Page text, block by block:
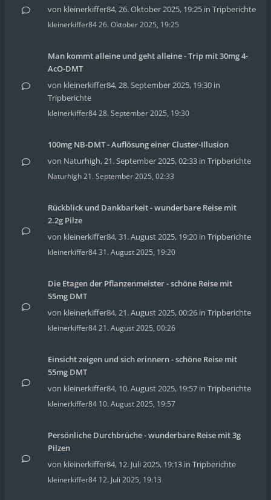
von kleinerkiffer84,26. Oktober 2025, 19:25 in Tripberichte
kleinerkiffer8426. Oktober 2025, 19:25
Man kommt alleine und geht alleine - Trip mit 30mg 4-
AcO-DMT
von kleinerkiffer84,28. September 2025, 19:30 in
Tripberichte
kleinerkiffer8428. September 2025, 19:30
100mg NB-DMT - Auflösung einer Cluster-Illusion
von Naturhigh,21. September 2025, 02:33 in Tripberichte
Naturhigh21. September 2025, 02:33
Rückblick und Dankbarkeit - wunderbare Reise mit
2.2g Pilze
von kleinerkiffer84,31. August 2025, 19:20 in Tripberichte
kleinerkiffer8431. August 2025, 19:20
Die Etagen der Pflanzenmeister - schöne Reise mit
55mg DMT
von kleinerkiffer84,21. August 2025, 00:26 in Tripberichte
kleinerkiffer8421. August 2025, 00:26
Einsicht zeigen und sich erinnern - schöne Reise mit
55mg DMT
von kleinerkiffer84, 10. August 2025, 19:57 in Tripberichte
kleinerkiffer84 10. August 2025, 19:57
Persönliche Durchbrüche - wunderbare Reise mit 3g
Pilzen
von kleinerkiffer84, 12. Juli 2025, 19:13 in Tripberichte
kleinerkiffer84 12. Juli 2025, 19:13